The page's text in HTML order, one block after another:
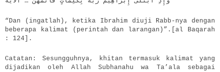
“Dan (ingatlah), ketika Ibrahim diuji Rabb-nya dengan
beberapa kalimat (perintah dan larangan)”.[al Baqarah
: 124].
Catatan: Sesungguhnya, khitan termasuk kalimat yang
dijadikan oleh Allah Subhanahu wa Ta’ala sebagai